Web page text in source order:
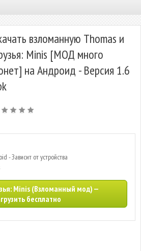
взломанную Thomas и
Minis [МОД много
на Андроид - Версия 1.6
- Зависит от устройства
Minis (Взломанный мод) —
бесплатно